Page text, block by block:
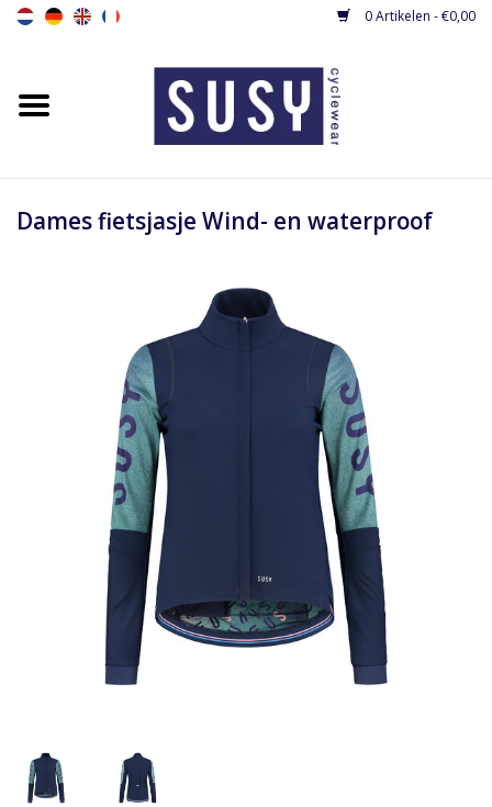
0 Artikelen - €0,00
Home
Dames fietsshirts
Dames fietsjacks / gilets
Dames fietspakjes
Dames fietsjasje Wind- en waterproof